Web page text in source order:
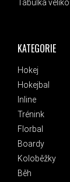
KATEGORIE
Hokej
Hokejbal
Inline
Trénink
Florbal
Boardy
Koloběžky
Běh
Tabulka